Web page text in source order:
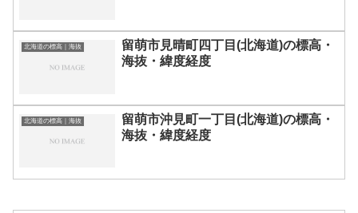
北海道の標高｜海抜
留萌市見晴町四丁目(北海道)の標高・
海抜・緯度経度
北海道の標高｜海抜
留萌市沖見町一丁目(北海道)の標高・
海抜・緯度経度